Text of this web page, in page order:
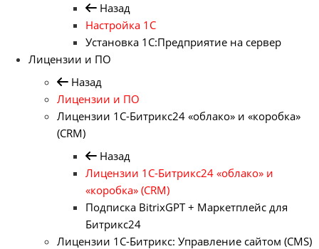
Назад
Настройка 1С
Установка 1С:Предприятие на сервер
Лицензии и ПО
Назад
Лицензии и ПО
Лицензии 1С-Битрикс24 «облако» и «коробка»
(CRM)
Назад
Лицензии 1С-Битрикс24 «облако» и
«коробка» (CRM)
Подписка BitrixGPT + Маркетплейс для
Битрикс24
Лицензии 1С-Битрикс: Управление сайтом (CMS)